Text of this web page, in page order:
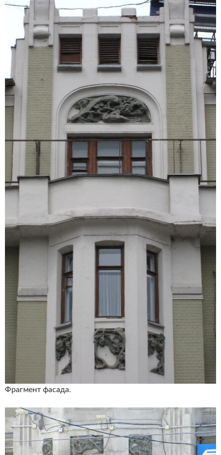
Фрагмент фасада.